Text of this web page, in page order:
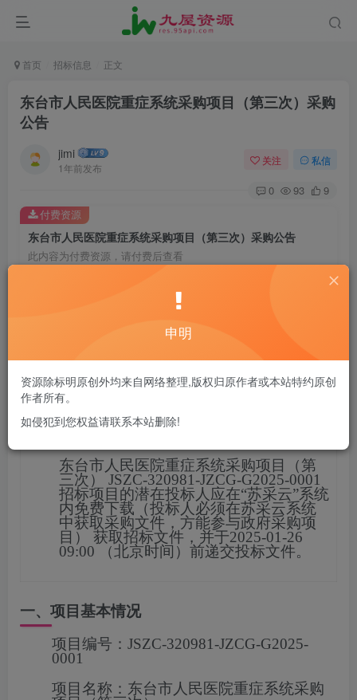
首页 招标信息 正文
东台市人民医院重症系统采购项目（第三次）采购
公告
jimi
1年前发布
关注 私信
0 93 9
东台市人民医院重症系统采购项目（第三次）采购公告
此内容为付费资源，请付费后查看
20
您当前未登录！建议登陆后购买，可保存购买订单
付费资源
东台市人民医院重症系统采购项目（第
三次）
JSZC-320981-JZCG-G2025-0001
招标项目的潜在投标人应在“苏采云”系统
内免费下载（投标人必须在苏采云系统
中获取采购文件，方能参与政府采购项
目）
获取招标文件，并于2025-01-26
09:00 （北京时间）前递交投标文件。
一、项目基本情况
项目编号： JSZC-320981-JZCG-G2025-
0001
项目名称： 东台市人民医院重症系统采购
申明
资源除标明原创外均来自网络整理,版权归原作者或本站特约原创
作者所有。
如侵犯到您权益请联系本站删除!